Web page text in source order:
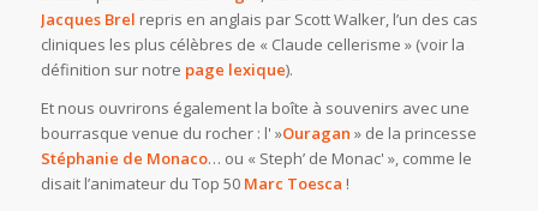
Jacques Brel repris en anglais par Scott Walker, l’un des cas
cliniques les plus célèbres de « Claude cellerisme » (voir la
définition sur notre page lexique).
Et nous ouvrirons également la boîte à souvenirs avec une
bourrasque venue du rocher : l' »Ouragan » de la princesse
Stéphanie de Monaco… ou « Steph’ de Monac' », comme le
disait l’animateur du Top 50 Marc Toesca !